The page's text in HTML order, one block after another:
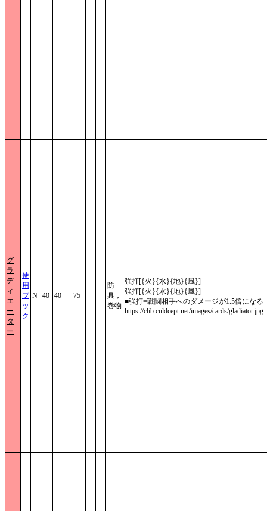
グ
ラ
デ
ィ
エ
ー
タ
ー
使
用
ブ
ッ
ク
N 40 40 75
防
具，
巻物
強打[{火}{水}{地}{風}]
強打[{火}{水}{地}{風}]
■強打=戦闘相手へのダメージが1.5倍になる
https://clib.culdcept.net/images/cards/gladiator.jpg